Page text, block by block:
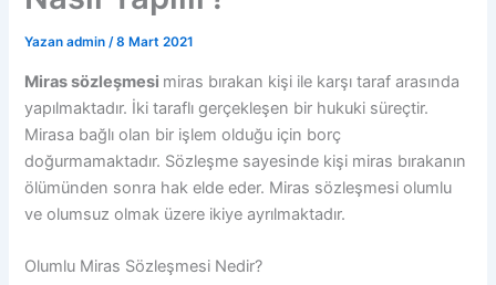
Yazan admin/8 Mart 2021
Miras sözleşmesi miras bırakan kişi ile karşı taraf arasında
yapılmaktadır. İki taraflı gerçekleşen bir hukuki süreçtir.
Mirasa bağlı olan bir işlem olduğu için borç
doğurmamaktadır. Sözleşme sayesinde kişi miras bırakanın
ölümünden sonra hak elde eder. Miras sözleşmesi olumlu
ve olumsuz olmak üzere ikiye ayrılmaktadır.
Olumlu Miras Sözleşmesi Nedir?